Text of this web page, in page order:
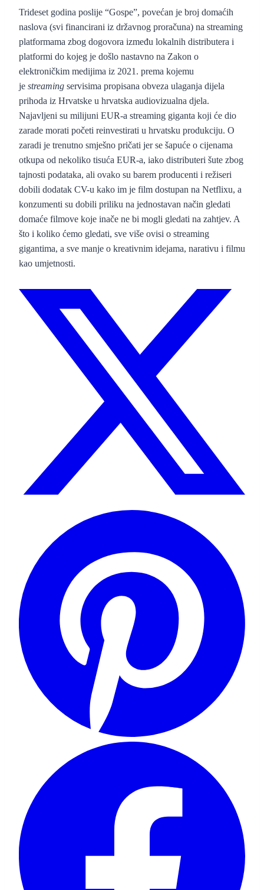
Trideset godina poslije “Gospe”, povećan je broj domaćih
naslova (svi financirani iz državnog proračuna) na streaming
platformama zbog dogovora između lokalnih distributera i
platformi do kojeg je došlo nastavno na Zakon o
elektroničkim medijima iz 2021. prema kojemu
je streaming servisima propisana obveza ulaganja dijela
prihoda iz Hrvatske u hrvatska audiovizualna djela.
Najavljeni su milijuni EUR-a streaming giganta koji će dio
zarade morati početi reinvestirati u hrvatsku produkciju. O
zaradi je trenutno smješno pričati jer se šapuće o cijenama
otkupa od nekoliko tisuća EUR-a, iako distributeri šute zbog
tajnosti podataka, ali ovako su barem producenti i režiseri
dobili dodatak CV-u kako im je film dostupan na Netflixu, a
konzumenti su dobili priliku na jednostavan način gledati
domaće filmove koje inače ne bi mogli gledati na zahtjev. A
što i koliko ćemo gledati, sve više ovisi o streaming
gigantima, a sve manje o kreativnim idejama, narativu i filmu
kao umjetnosti.